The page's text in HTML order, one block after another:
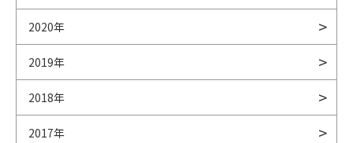
2020年
2019年
2018年
2017年